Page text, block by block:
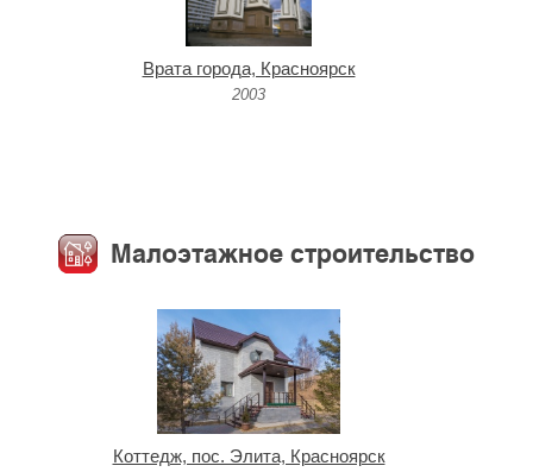
Врата города, Красноярск
2003
Малоэтажное строительство
Коттедж, пос. Элита, Красноярск